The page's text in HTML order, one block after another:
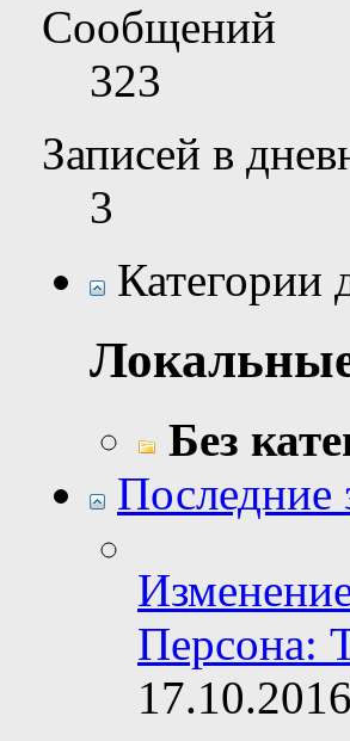
Сообщений
323
Записей в
3
Категории
Без
Последние
Персона:
17.10.2016